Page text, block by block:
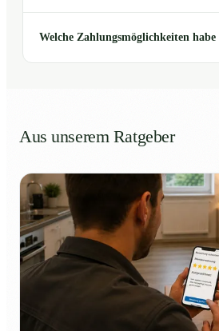
Welche Zahlungsmöglichkeiten habe
Aus unserem Ratgeber